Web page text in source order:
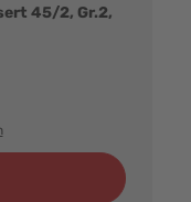
45/2, Gr.2,